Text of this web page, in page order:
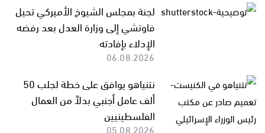
لجنة بمجلس الشيوخ الأميركي تحيل
فاوتشي إلى وزارة العدل بعد رفضه
الإدلاء بإفادته
06.08.2026
نتنياهو يوافق على خطة لجلب 50
ألف عامل أجنبي بدلاً من العمال
الفلسطينيين
05.08.2026